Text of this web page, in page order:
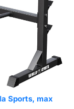
Sports, max